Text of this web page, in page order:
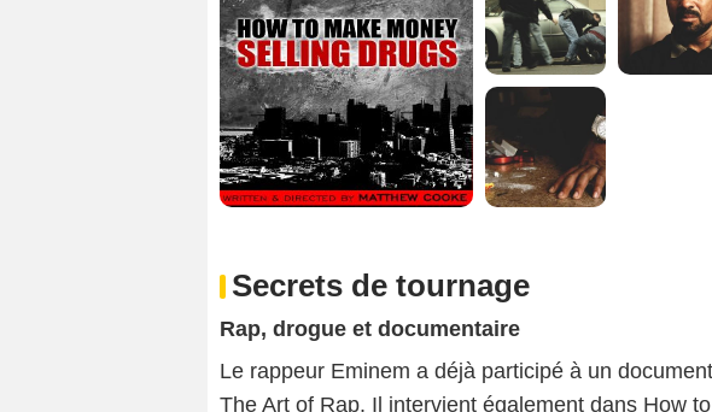
Secrets de tournage
Rap, drogue et documentaire
Le rappeur Eminem a déjà participé à un
The Art of Rap. Il intervient également dans How